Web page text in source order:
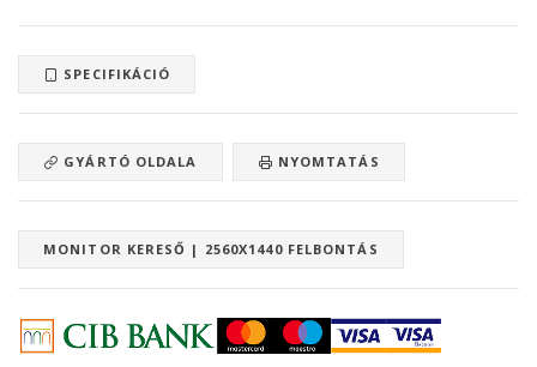
SPECIFIKÁCIÓ
GYÁRTÓ OLDALA NYOMTATÁS
MONITOR KERESŐ | 2560X1440 FELBONTÁS